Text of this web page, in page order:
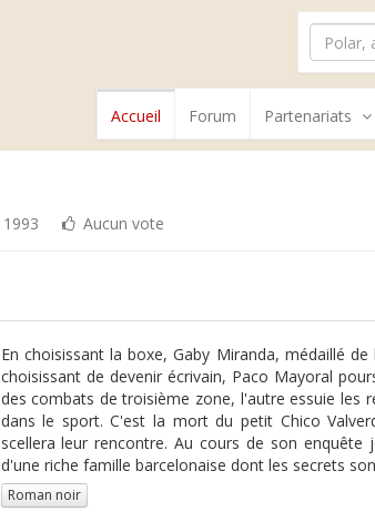
Accueil Forum Partenariats
1993 Aucun vote
En choisissant la boxe, Gaby Miranda, médaillé
choisissant de devenir écrivain, Paco Mayoral
des combats de troisième zone, l'autre essuie les
dans le sport. C'est la mort du petit Chico
scellera leur rencontre. Au cours de son
d'une riche famille barcelonaise dont les secrets
Roman noir